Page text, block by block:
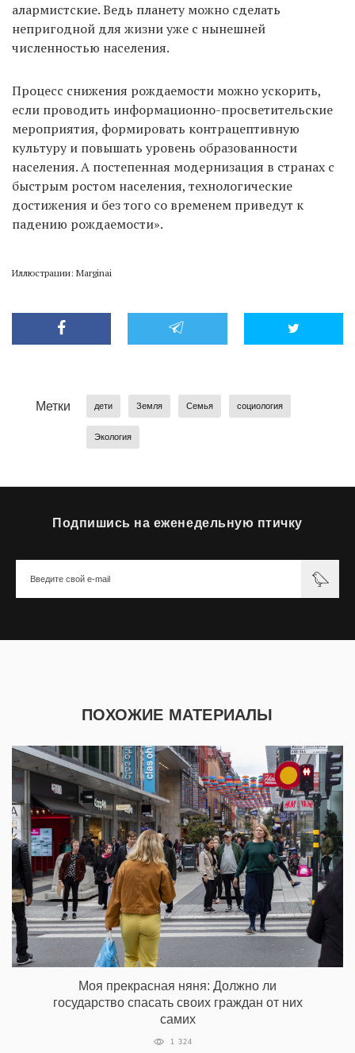
алармистские. Ведь планету можно сделать
непригодной для жизни уже с нынешней
численностью населения.
Процесс снижения рождаемости можно ускорить,
если проводить информационно-просветительские
мероприятия, формировать контрацептивную
культуру и повышать уровень образованности
населения. А постепенная модернизация в странах с
быстрым ростом населения, технологические
достижения и без того со временем приведут к
падению рождаемости».
Иллюстрации: Marginai
Метки дети Земля Семья социология
Экология
Подпишись на еженедельную птичку
ПОХОЖИЕ МАТЕРИАЛЫ
Моя прекрасная няня: Должно ли
государство спасать своих граждан от них
самих
1 324